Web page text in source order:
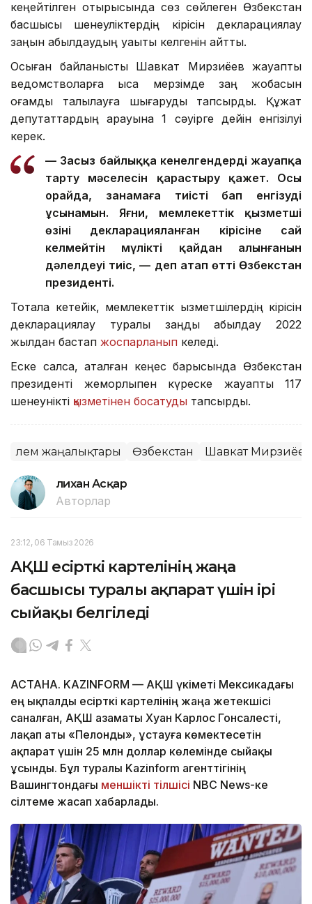
кеңейтілген отырысында сөз сөйлеген Өзбекстан
басшысы шенеуліктердің кірісін декларациялау
заңын қабылдаудың уақыты келгенін айтты.
Осыған байланысты Шавкат Мирзиёев жауапты
ведомстволарға қысқа мерзімде заң жобасын
қоғамдық талқылауға шығаруды тапсырды. Құжат
депутаттардың қарауына 1 сәуірге дейін енгізілуі
керек.
— Заңсыз байлыққа кенелгендерді жауапқа
тарту мәселесін қарастыру қажет. Осы
орайда, заңнамаға тиісті бап енгізуді
ұсынамын. Яғни, мемлекеттік қызметші
өзінің декларацияланған кірісіне сай
келмейтін мүліктің қайдан алынғанын
дәлелдеуі тиіс, — деп атап өтті Өзбекстан
президенті.
Тоқтала кетейік, мемлекеттік қызметшілердің кірісін
декларациялау туралы заңды қабылдау 2022
жылдан бастап жоспарланып келеді.
Еске салсақ, аталған кеңес барысында Өзбекстан
президенті жемқорлықпен күреске жауапты 117
шенеунікті қызметінен босатуды тапсырды.
Әлем жаңалықтары Өзбекстан Шавкат Мирзиёев
Әлихан Асқар
Авторлар
23:12, 06 Тамыз 2026
АҚШ есірткі картелінің жаңа
басшысы туралы ақпарат үшін ірі
сыйақы белгіледі
АСТАНА. KAZINFORM — АҚШ үкіметі Мексикадағы
ең ықпалды есірткі картелінің жаңа жетекшісі
саналған, АҚШ азаматы Хуан Карлос Гонсалесті,
лақап аты «Пелонды», ұстауға көмектесетін
ақпарат үшін 25 млн доллар көлемінде сыйақы
ұсынды. Бұл туралы Kazinform агенттігінің
Вашингтондағы меншікті тілшісі NBC News-ке
сілтеме жасап хабарлады.